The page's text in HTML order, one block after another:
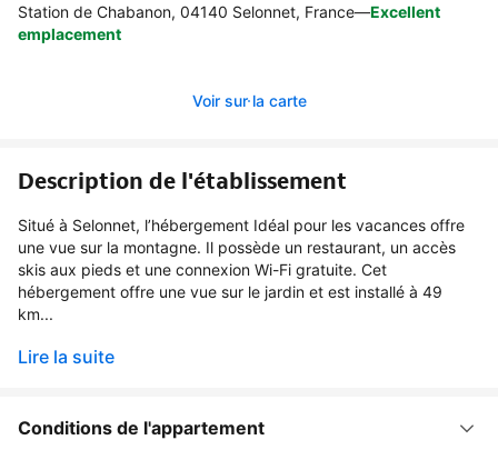
Station de Chabanon, 04140 Selonnet, France—Excellent
emplacement
Voir sur la carte
Description de l'établissement
Situé à Selonnet, l’hébergement Idéal pour les vacances offre
une vue sur la montagne. Il possède un restaurant, un accès
skis aux pieds et une connexion Wi-Fi gratuite. Cet
hébergement offre une vue sur le jardin et est installé à 49
km...
Lire la suite
Conditions de l'appartement